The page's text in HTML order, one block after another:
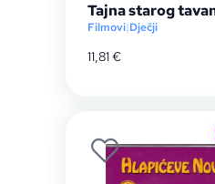
Tajna starog
Filmovi|Dječji
11,81€